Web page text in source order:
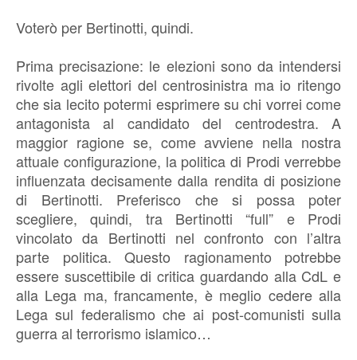
Voterò per Bertinotti, quindi.
Prima precisazione: le elezioni sono da intendersi
rivolte agli elettori del centrosinistra ma io ritengo
che sia lecito potermi esprimere su chi vorrei come
antagonista al candidato del centrodestra. A
maggior ragione se, come avviene nella nostra
attuale configurazione, la politica di Prodi verrebbe
influenzata decisamente dalla rendita di posizione
di Bertinotti. Preferisco che si possa poter
scegliere, quindi, tra Bertinotti “full” e Prodi
vincolato da Bertinotti nel confronto con l’altra
parte politica. Questo ragionamento potrebbe
essere suscettibile di critica guardando alla CdL e
alla Lega ma, francamente, è meglio cedere alla
Lega sul federalismo che ai post-comunisti sulla
guerra al terrorismo islamico…